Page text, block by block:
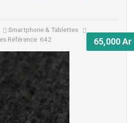
Smartphone & Tablettes
Référence: 642 65,000 Ar